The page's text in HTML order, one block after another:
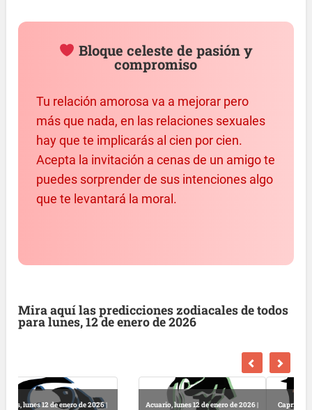
Bloque celeste de pasión y
compromiso
Tu relación amorosa va a mejorar pero
más que nada, en las relaciones sexuales
hay que te implicarás al cien por cien.
Acepta la invitación a cenas de un amigo te
puedes sorprender de sus intenciones algo
que te levantará la moral.
Mira aquí las predicciones zodiacales de todos
para lunes, 12 de enero de 2026
Capricornio, lunes 12 de enero de
Sagitario, lunes 12 de enero de